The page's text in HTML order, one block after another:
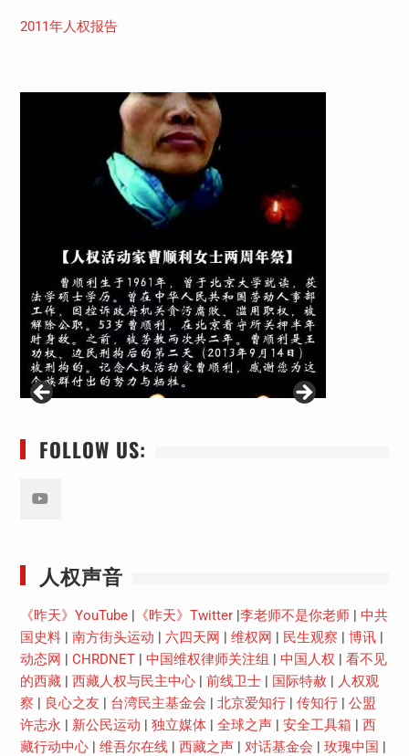
2011年人权报告
FOLLOW US:
人权声音
《昨天》YouTube| 《昨天》Twitter|李老师不是你老师| 中共
国史料| 南方街头运动 | 六四天网 | 维权网 | 民生观察 | 博讯|
动态网 | CHRDNET| 中国维权律师关注组 | 中国人权 | 看不见
的西藏| 西藏人权与民主中心| 前线卫士| 国际特赦 | 人权观
察 | 良心之友 | 台湾民主基金会 | 北京爱知行| 传知行| 公盟
许志永 | 新公民运动 | 独立媒体| 全球之声| 安全工具箱 | 西
藏行动中心| 维吾尔在线| 西藏之声| 对话基金会 | 玫瑰中国 |